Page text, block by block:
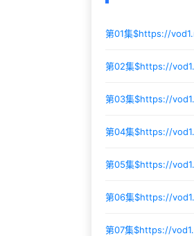
第01集$https://
第02集$https://
第03集$https://
第04集$https://
第05集$https://
第06集$https://
第07集$https://